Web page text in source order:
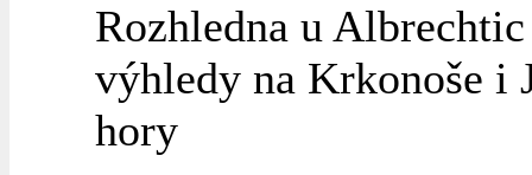
Rozhledna u
výhledy na Krkonoše i
hory